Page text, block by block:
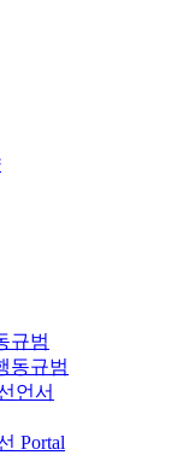
규범
동규범
언서
Portal